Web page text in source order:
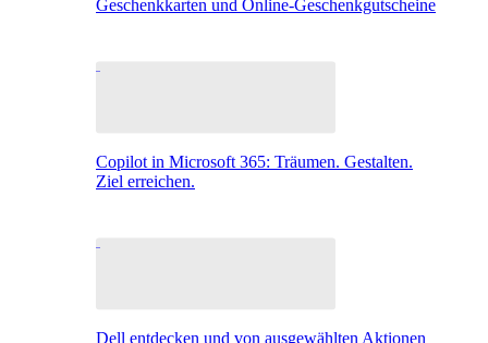
Geschenkkarten und Online-Geschenkgutscheine
Copilot in Microsoft 365: Träumen. Gestalten.
Ziel erreichen.
Dell entdecken und von ausgewählten Aktionen